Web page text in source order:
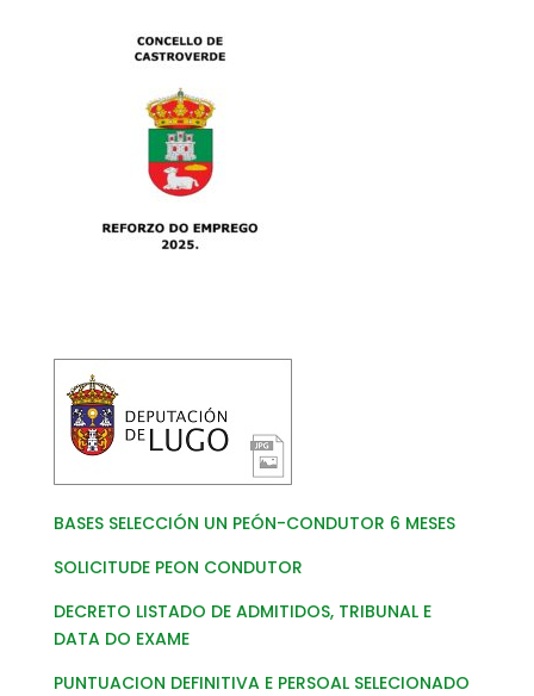
BASES SELECCIÓN UN PEÓN-CONDUTOR 6 MESES
SOLICITUDE PEON CONDUTOR
DECRETO LISTADO DE ADMITIDOS, TRIBUNAL E
DATA DO EXAME
PUNTUACION DEFINITIVA E PERSOAL SELECIONADO